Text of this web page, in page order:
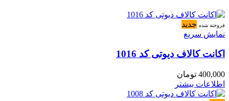
فروخته شده جدید
نمایش سریع
اکانت کالاف دیوتی کد 1016
400,000 تومان
اطلاعات بیشتر